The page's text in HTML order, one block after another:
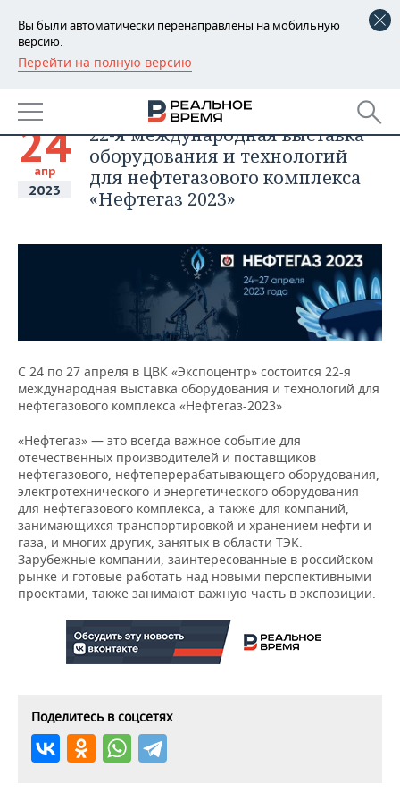
Вы были автоматически перенаправлены на мобильную
версию.
Перейти на полную версию
РЕГИОНЫ
БАШКОРТОСТАН
ТАТАРСТАН
УДМУРТИЯ
НОВОСТИ
АНАЛИТИКА
НОВОСТИ АНАЛИТИКИ
КОРОЛИ ГОСЗАКАЗА ПФО
ВУЗЫ ТАТАРСТАНА
ТОРГОВЫЕ ЦЕНТРЫ
ТАТАРСТАНА
ЭКОНОМИКА
ИНВЕСТИЦИИ
ПРОМЫШЛЕННОСТИ
МАШИНОСТРОЕНИЕ
НЕФТЕХИМИЯ
НЕФТЬ
ОПК
ЭНЕРГЕТИКА
НОВОСТИ НЕДВИЖИМОСТИ
НОВОСТИ БИЗНЕСА
РОЗНИЧНАЯ ТОРГОВЛЯ
ТРАНСПОРТ
УСЛУГИ
ТЕХНОЛОГИИ
НОВОСТИ ТЕХНОЛОГИЙ
IT
МЕДИА
ТЕЛЕКОММУНИКАЦИИ
МЕРОПРИЯТИЯ
НОВОСТИ МЕРОПРИЯТИЙ
ВЫЕЗДНАЯ РЕДАКЦИЯ
БИЗНЕС-БРАНЧИ
ONLINE-КОНФЕРЕНЦИИ
ОТКРЫТАЯ ЛЕКЦИЯ
СПОРТ
НОВОСТИ СПОРТА
ФУТБОЛ
ХОККЕЙ
БАСКЕТБОЛ
КИБЕРСПОРТ
ФИГУРНОЕ КАТАНИЕ
ОБЩЕСТВО
НОВОСТИ ОБЩЕСТВА
ВЛАСТЬ
ИНФРАСТРУКТУРА
КУЛЬТУРА
МЕДИЦИНА
ФОТОГАЛЕРЕЯ
СЮЖЕТЫ
СПРАВОЧНИК
СПИСОК КОМПАНИЙ
24
апр
2023
22-я международная выставка
оборудования и технологий
для нефтегазового комплекса
«Нефтегаз 2023»
С 24 по 27 апреля в ЦВК «Экспоцентр» состоится 22-я
международная выставка оборудования и технологий для
нефтегазового комплекса «Нефтегаз-2023»
«Нефтегаз» — это всегда важное событие для
отечественных производителей и поставщиков
нефтегазового, нефтеперерабатывающего оборудования,
электротехнического и энергетического оборудования
для нефтегазового комплекса, а также для компаний,
занимающихся транспортировкой и хранением нефти и
газа, и многих других, занятых в области ТЭК.
Зарубежные компании, заинтересованные в российском
рынке и готовые работать над новыми перспективными
проектами, также занимают важную часть в экспозиции.
Поделитесь в соцсетях